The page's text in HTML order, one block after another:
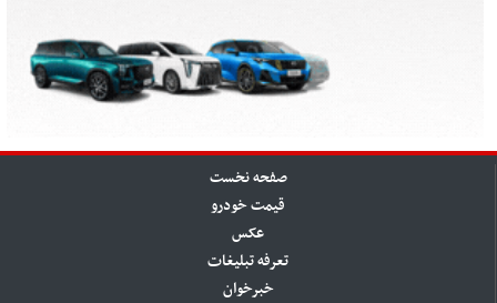
صفحه نخست
قیمت خودرو
عکس
تعرفه تبلیغات
خبرخوان